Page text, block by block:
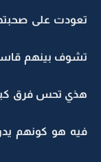
تعودت على
تشوف بينهم
هذي تحس فرق
فيه هو كونهم